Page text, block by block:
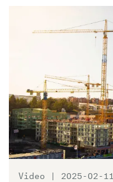
Video | 2025-02-11